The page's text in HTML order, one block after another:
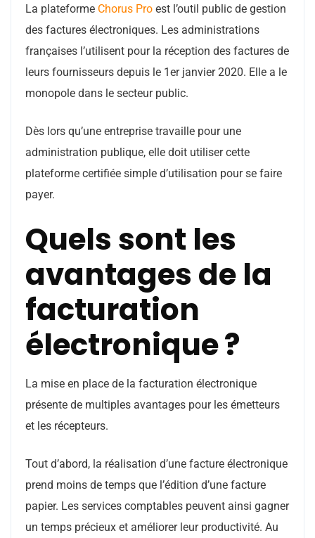
La plateforme Chorus Pro est l’outil public de gestion
des factures électroniques. Les administrations
françaises l’utilisent pour la réception des factures de
leurs fournisseurs depuis le 1er janvier 2020. Elle a le
monopole dans le secteur public.
Dès lors qu’une entreprise travaille pour une
administration publique, elle doit utiliser cette
plateforme certifiée simple d’utilisation pour se faire
payer.
Quels sont les
avantages de la
facturation
électronique ?
La mise en place de la facturation électronique
présente de multiples avantages pour les émetteurs
et les récepteurs.
Tout d’abord, la réalisation d’une facture électronique
prend moins de temps que l’édition d’une facture
papier. Les services comptables peuvent ainsi gagner
un temps précieux et améliorer leur productivité. Au